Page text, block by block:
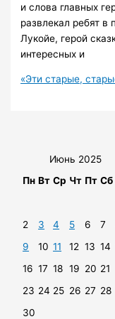
и слова главных
развлекал ребят
Лукойе, герой
интересных и
«Эти старые,
Июнь 2025
Пн Вт Ср Чт Пт Сб
2
3 4 5 6 7
9
10 11 12 13 14
16 17 18 19 20 21
23 24 25 26 27 28
30